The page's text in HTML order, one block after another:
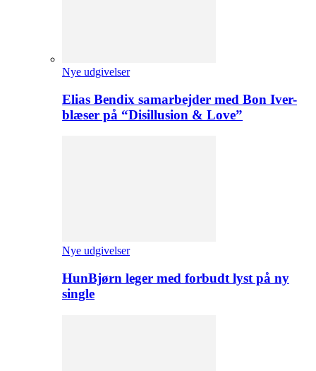
Nye udgivelser
Elias Bendix samarbejder med Bon Iver-
blæser på “Disillusion & Love”
Nye udgivelser
HunBjørn leger med forbudt lyst på ny
single